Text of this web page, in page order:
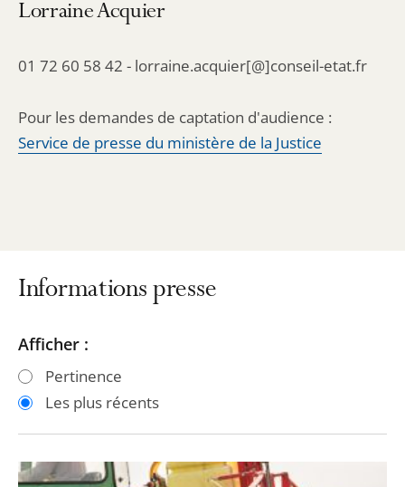
Lorraine Acquier
01 72 60 58 42 - lorraine.acquier[@]conseil-etat.fr
Pour les demandes de captation d'audience :
Service de presse du ministère de la Justice
Informations presse
Passer
les
filtres
après
Passer
les
filtres
avant
Afficher :
Pertinence
Les plus récents
Réglementation